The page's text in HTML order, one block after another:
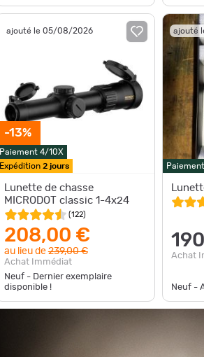
ajouté le 05/08/2026
-13%
Paiement 4/10X
Expédition 2 jours
Lunette de chasse
MICRODOT classic 1-4x24
(122)
208,00 €
au lieu de239,00 €
Achat Immédiat
Neuf - Dernier exemplaire
disponible !
ajouté
Achat
Neuf -